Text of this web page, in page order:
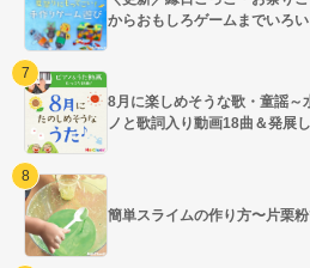
からおもしろゲームまでいろ
8月に楽しめそうな歌・童謡～
ノと歌詞入り動画18曲＆発展
簡単スライムの作り方〜片栗